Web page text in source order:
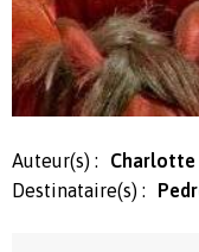
Auteur(s) :
Charlotte
Destinataire(s) :